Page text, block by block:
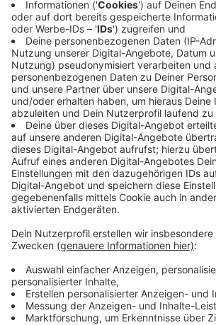
Das Rezept: "Gulaschsuppe"
Anzeige
Zutaten für die Gulaschsuppe:
500g Rindergulasch
1 große Zwiebel(n), fein gewürfelt
2 Zehe/n Knoblauch, fein
2 EL Butterschmalz
800ml Rinderbrühe
Salz und Pfeffer
3 TL Paprikapulver, rosenscharfes
3 EL Paprikapulver, edelsüßes
1 EL Tomatenmark
2 EL Zucker
4 Zweig/e Majoran, die Blätter